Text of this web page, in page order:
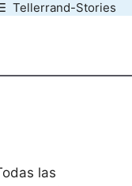
Tellerrand-Stories
las